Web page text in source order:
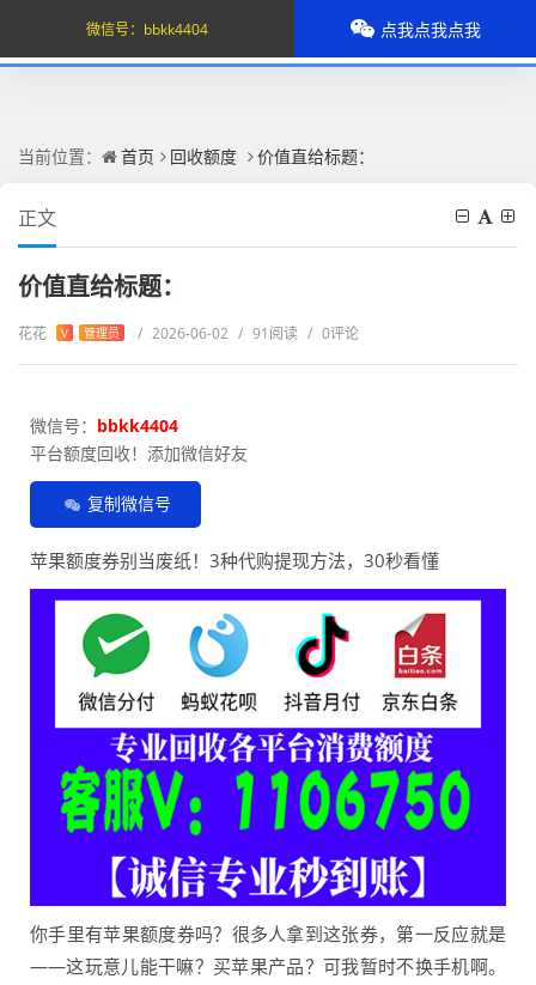
当前位置： 首页 回收额度 价值直给标题：
正文
价值直给标题：
花花 V 管理员 / 2026-06-02 / 91阅读 / 0评论
微信号： bbkk4404
平台额度回收！添加微信好友
复制微信号
苹果额度券别当废纸！3种代购提现方法，30秒看懂
你手里有苹果额度券吗？很多人拿到这张券，第一反应就是
——这玩意儿能干嘛？买苹果产品？可我暂时不换手机啊。
微信号： bbkk4404 点我点我点我